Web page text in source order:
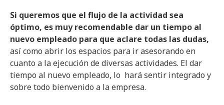
Si queremos que el flujo de la actividad sea
óptimo, es muy recomendable dar un tiempo al
nuevo empleado para que aclare todas las dudas,
así como abrir los espacios para ir asesorando en
cuanto a la ejecución de diversas actividades. El dar
tiempo al nuevo empleado, lo hará sentir integrado y
sobre todo bienvenido a la empresa.